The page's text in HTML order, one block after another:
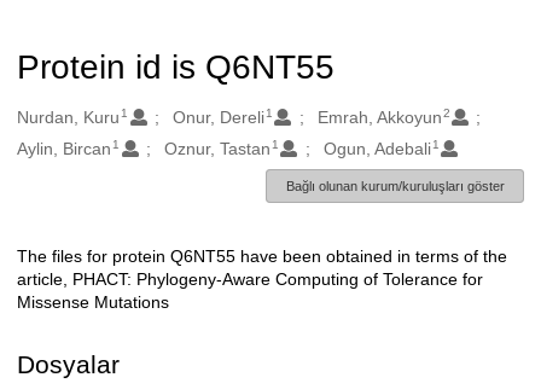
Protein id is Q6NT55
Oluşturanlar
Nurdan, Kuru 1 Onur, Dereli 1 Emrah, Akkoyun2
Aylin, Bircan 1 Oznur, Tastan 1 Ogun, Adebali 1
Bağlı olunan kurum/kuruluşları göster
Açıklama
The files for protein Q6NT55 have been obtained in terms of the
article, PHACT: Phylogeny-Aware Computing of Tolerance for
Missense Mutations
Dosyalar